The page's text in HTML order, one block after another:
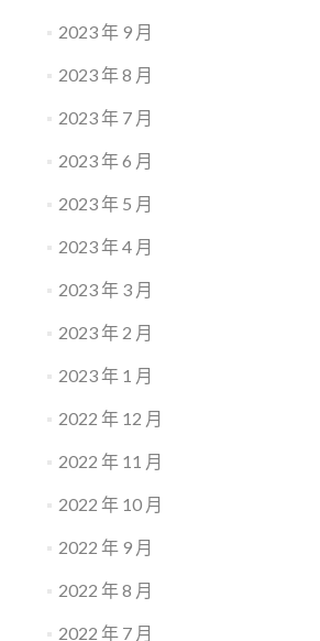
2023 年 9 月
2023 年 8 月
2023 年 7 月
2023 年 6 月
2023 年 5 月
2023 年 4 月
2023 年 3 月
2023 年 2 月
2023 年 1 月
2022 年 12 月
2022 年 11 月
2022 年 10 月
2022 年 9 月
2022 年 8 月
2022 年 7 月